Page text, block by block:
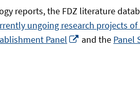
neuem
Fenster
öffnen
reports, the FDZ literature
ungoing research projects of
Panel
In
and the Panel